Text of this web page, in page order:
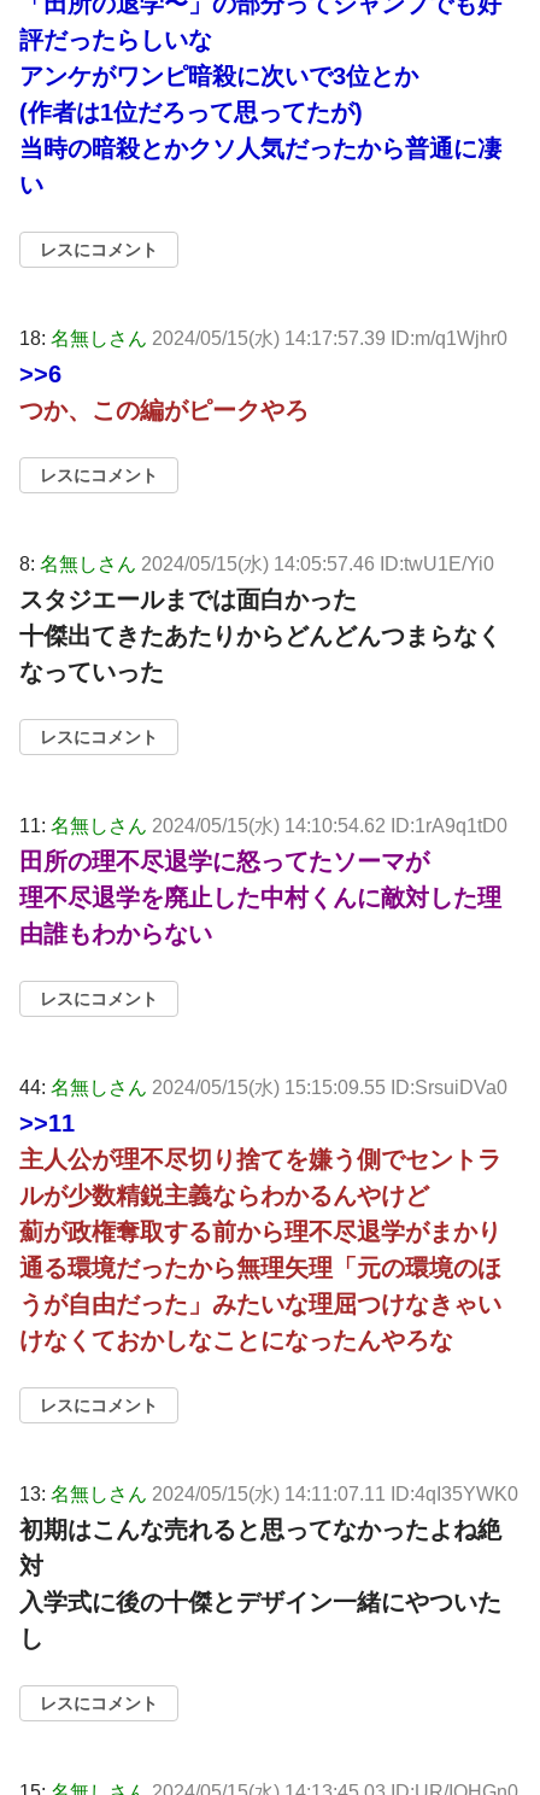
評だったらしいな
アンケがワンピ暗殺に次いで3位とか
(作者は1位だろって思ってたが)
当時の暗殺とかクソ人気だったから普通に凄
い
レスにコメント
18: 名無しさん 2024/05/15(水) 14:17:57.39 ID:m/q1Wjhr0
>>6
つか、この編がピークやろ
レスにコメント
8: 名無しさん 2024/05/15(水) 14:05:57.46 ID:twU1E/Yi0
スタジエールまでは面白かった
十傑出てきたあたりからどんどんつまらなく
なっていった
レスにコメント
11: 名無しさん 2024/05/15(水) 14:10:54.62 ID:1rA9q1tD0
田所の理不尽退学に怒ってたソーマが
理不尽退学を廃止した中村くんに敵対した理
由誰もわからない
レスにコメント
44: 名無しさん 2024/05/15(水) 15:15:09.55 ID:SrsuiDVa0
>>11
主人公が理不尽切り捨てを嫌う側でセントラ
ルが少数精鋭主義ならわかるんやけど
薊が政権奪取する前から理不尽退学がまかり
通る環境だったから無理矢理「元の環境のほ
うが自由だった」みたいな理屈つけなきゃい
けなくておかしなことになったんやろな
レスにコメント
13: 名無しさん 2024/05/15(水) 14:11:07.11 ID:4qI35YWK0
初期はこんな売れると思ってなかったよね絶
対
入学式に後の十傑とデザイン一緒にやついた
し
レスにコメント